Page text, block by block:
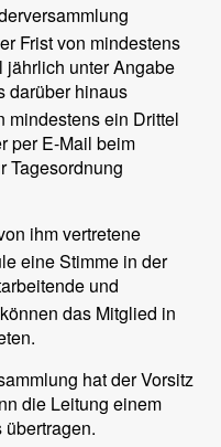
Frist von mindestens
unter Angabe
darüber hinaus
mindestens ein Drittel
per E-Mail beim
Tagesordnung
ihm vertretene
eine Stimme in der
und
das Mitglied in
hat der Vorsitz
die Leitung einem